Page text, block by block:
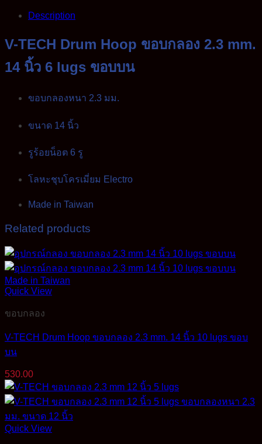
Description
V-TECH Drum Hoop ขอบกลอง 2.3 mm.
14 นิ้ว 6 lugs ขอบบน
ขอบกลองหนา 2.3 มม.
ขนาด 14 นิ้ว
รูร้อยน็อต 6 รู
โลหะชุบโครเมี่ยม Electro
Made in Taiwan
Related products
Quick View
ขอบกลอง
V-TECH Drum Hoop ขอบกลอง 2.3 mm. 14 นิ้ว 10 lugs ขอบ
บน
530.00
Quick View